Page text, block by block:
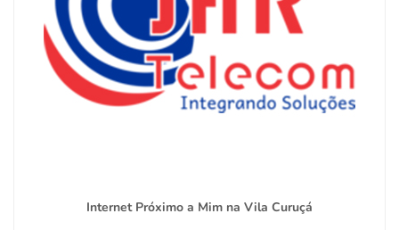
Internet Próximo a Mim na Vila Curuçá